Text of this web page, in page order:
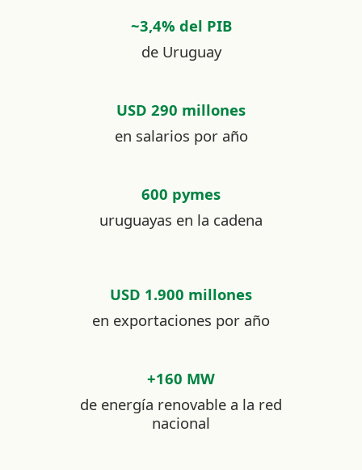
~3,4% del PIB
de Uruguay​
USD 290 millones
en salarios por año
600 pymes
uruguayas en la cadena
USD 1.900 millones
en exportaciones por año
+160 MW
de energía renovable a la red
nacional